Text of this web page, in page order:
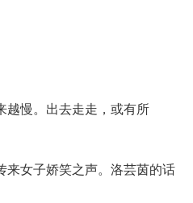
慢。出去走走，或有所
女子娇笑之声。洛芸茵的话